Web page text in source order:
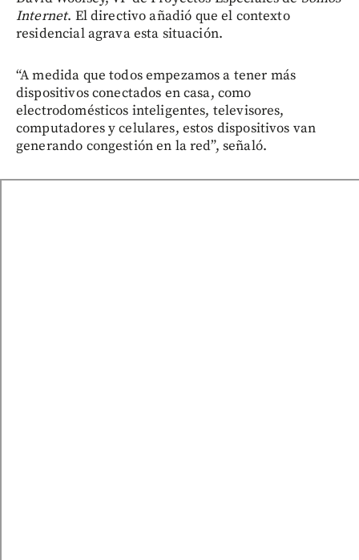
Internet. El directivo añadió que el contexto
residencial agrava esta situación.
“A medida que todos empezamos a tener más
dispositivos conectados en casa, como
electrodomésticos inteligentes, televisores,
computadores y celulares, estos dispositivos van
generando congestión en la red”, señaló.